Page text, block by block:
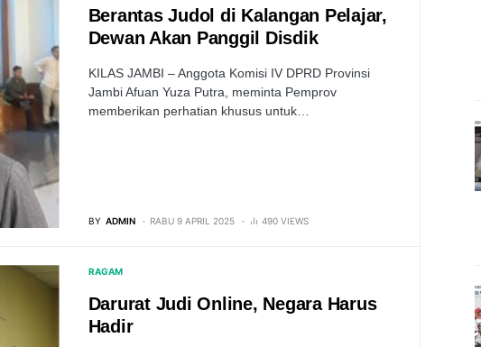
Berantas Judol di Kalangan Pelajar,
Dewan Akan Panggil Disdik
KILAS JAMBI – Anggota Komisi IV DPRD Provinsi
Jambi Afuan Yuza Putra, meminta Pemprov
memberikan perhatian khusus untuk…
BY ADMIN RABU 9 APRIL 2025 490 VIEWS
RAGAM
Darurat Judi Online, Negara Harus
Hadir